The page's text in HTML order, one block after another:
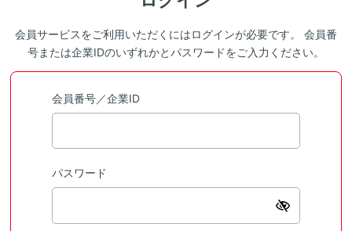
会員サービスをご利用いただくにはログインが必要です。 会員番
号または企業IDのいずれかとパスワードをご入力ください。
会員番号／企業ID
パスワード